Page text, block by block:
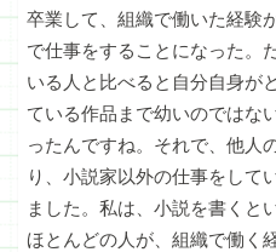
卒業して、組織で働いた経験
で仕事をすることになった。
いる人と比べると自分自身が
ている作品まで幼いのではな
ったんですね。それで、他人
り、小説家以外の仕事をして
ました。私は、小説を書くと
ほとんどの人が、組織で働く